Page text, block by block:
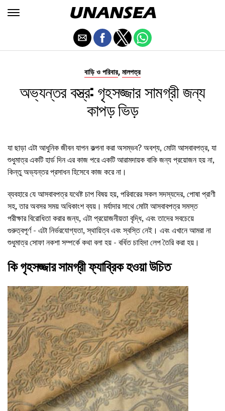
বাড়ি ও পরিবার, মালপত্র
অভ্যন্তর বস্ত্র: গৃহসজ্জার সামগ্রী জন্য
কাপড় ভিড়
যা ছাড়া এটা আধুনিক জীবন যাপন কল্পনা করা অসম্ভব? অবশ্য, মোটা আসবাবপত্র, যা
শুধুমাত্র একটি হার্ড দিন এর কাজ পরে একটি আরামদায়ক বাকি জন্য প্রয়োজন হয় না,
কিন্তু অভ্যন্তর প্রসাধন হিসেবে কাজ করে না।
ব্যবহারে যে আসবাবপত্র যথেষ্ট চাপ বিষয় হয়, পরিবারের সকল সদস্যদের, পোষা প্রাণী
সহ, তার অবসর সময় অধিকাংশ ব্যয়। মর্যাদার সাথে মোটা আসবাবপত্র সমস্ত
পরীক্ষার বিরোধিতা করার জন্য, এটা প্রয়োজনীয়তা বৃদ্ধি, এবং তাদের সবচেয়ে
গুরুত্বপূর্ণ - এটা নির্ভরযোগ্যতা, স্থায়িত্ব এবং স্বস্তি নেই। এবং এখানে আমরা না
শুধুমাত্র সোফা নকশা সম্পর্কে কথা বলা হয় - বর্ধিত চাহিদা লেপ তৈরি করা হয়।
কি গৃহসজ্জার সামগ্রী ফ্যাব্রিক হওয়া উচিত